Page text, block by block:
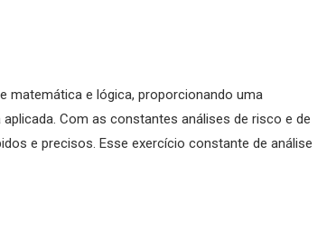
matemática e lógica, proporcionando uma
Com as constantes análises de risco e de
e precisos. Esse exercício constante de análise